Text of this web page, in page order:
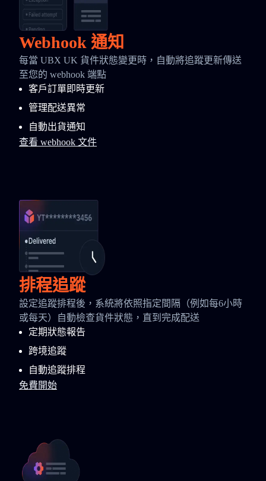
Webhook 通知
每當 UBX UK 貨件狀態變更時，自動將追蹤更新傳送
至您的 webhook 端點
客戶訂單即時更新
管理配送異常
自動出貨通知
查看 webhook 文件
排程追蹤
設定追蹤排程後，系統將依照指定間隔（例如每6小時
或每天）自動檢查貨件狀態，直到完成配送
定期狀態報告
跨境追蹤
自動追蹤排程
免費開始